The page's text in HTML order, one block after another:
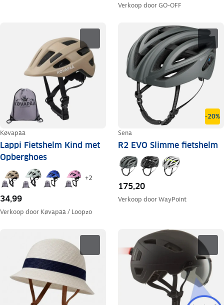
Verkoop doorGO-OFF
Køvapää
Lappi Fietshelm Kind met
Opberghoes
+2
34,99
Verkoop door Køvapää / Loopzo
-20%
Sena
R2 EVO Slimme fietshelm
175,20
Verkoop doorWayPoint